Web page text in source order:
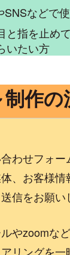
SNSなどで
と指を止め
いたい方
制作の
わせフォー
、お客様
信をお願い
やzoomな
リングを一